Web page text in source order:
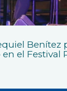
Benítez
el Festival